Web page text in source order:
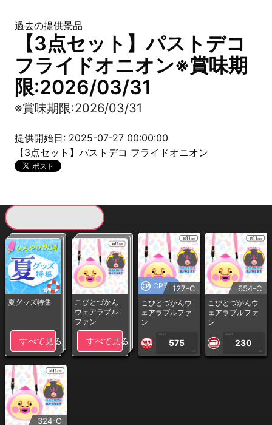
過去の提供景品
【3点セット】パストデコ
フライドオニオン※賞味期
限:2026/03/31
※賞味期限:2026/03/31
提供開始日: 2025-07-27 00:00:00
【3点セット】パストデコ フライドオニオン
夏グッズ特集
すべて見る
こびとづかん
ウェアラブル
ファン
すべて見る
CP専用127-C
こびとづかんウ
ェアラブルファ
ン
1PLAY
575
CP
654-C
こびとづかんウ
ェアラブルファ
ン
1PLAY
230
CP
324-C